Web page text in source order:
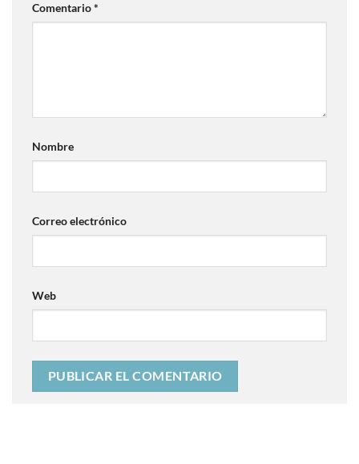
Comentario*
Nombre
Correo electrónico
Web